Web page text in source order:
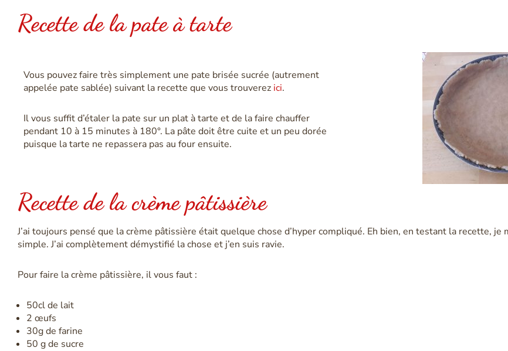
Recette de la pate à tarte
Vous pouvez faire très simplement une pate brisée sucrée (autrement
appelée pate sablée) suivant la recette que vous trouverez ici.
Il vous suffit d’étaler la pate sur un plat à tarte et de la faire chauffer
pendant 10 à 15 minutes à 180°. La pâte doit être cuite et un peu dorée
puisque la tarte ne repassera pas au four ensuite.
Recette de la crème pâtissière
J’ai toujours pensé que la crème pâtissière était quelque chose d’hyper compliqué. Eh bien, en testant la recette, je
simple. J’ai complètement démystifié la chose et j’en suis ravie.
Pour faire la crème pâtissière, il vous faut :
50cl de lait
2 œufs
30g de farine
50 g de sucre